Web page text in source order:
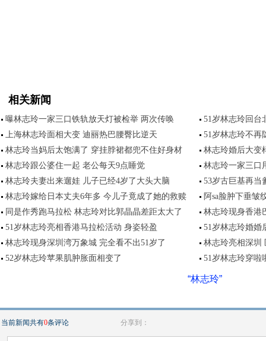
相关新闻
曝林志玲一家三口铁轨放天灯被检举 两次传唤
51岁林志玲回台
上海林志玲面相大变 迪丽热巴腰臀比逆天
51岁林志玲不再
林志玲当妈后太饱满了 穿挂脖裙都兜不住好身材
林志玲婚后大变
林志玲跟公婆住一起 老公每天9点睡觉
林志玲一家三口
林志玲夫妻出来遛娃 儿子已经4岁了大头大脑
53岁古巨基再当
林志玲嫁给日本丈夫6年多 今儿子竟成了她的救赎
阿sa脸肿下垂皱
同是作秀跑马拉松 林志玲对比郭晶晶差距太大了
林志玲现身香港
51岁林志玲亮相香港马拉松活动 身姿轻盈
51岁林志玲婚婚
林志玲现身深圳湾万象城 完全看不出51岁了
林志玲亮相深圳
52岁林志玲苹果肌肿胀面相变了
51岁林志玲穿啦
“林志玲”
当前新闻共有0条评论 分享到：